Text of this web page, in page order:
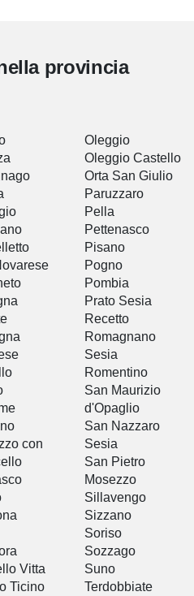
provincia
con
Vitta
Ticino
Oleggio
Oleggio Castello
Orta San Giulio
Paruzzaro
Pella
Pettenasco
Pisano
Pogno
Pombia
Prato Sesia
Recetto
Romagnano
Sesia
Romentino
San Maurizio
d'Opaglio
San Nazzaro
Sesia
San Pietro
Mosezzo
Sillavengo
Sizzano
Soriso
Sozzago
Suno
Terdobbiate